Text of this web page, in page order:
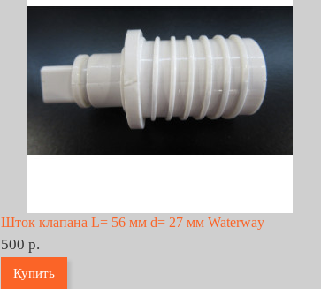
Шток клапана L= 56 мм d= 27 мм Waterway
500 р.
Купить